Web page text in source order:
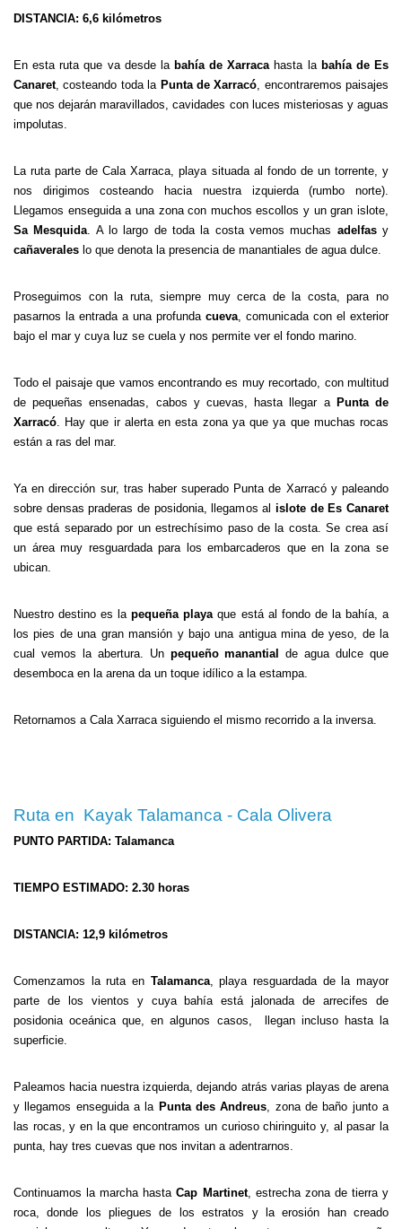
DISTANCIA: 6,6 kilómetros
En esta ruta que va desde la bahía de Xarracahasta la bahía de Es
Canaret, costeando toda la Punta de Xarracó, encontraremos paisajes
que nos dejarán maravillados, cavidades con luces misteriosas y aguas
impolutas.
La ruta parte de Cala Xarraca, playa situada al fondo de un torrente, y
nos dirigimos costeando hacia nuestra izquierda (rumbo norte).
Llegamos enseguida a una zona con muchos escollos y un gran islote,
Sa Mesquida. A lo largo de toda la costa vemos muchas adelfasy
cañaverales lo que denota la presencia de manantiales de agua dulce.
Proseguimos con la ruta, siempre muy cerca de la costa, para no
pasarnos la entrada a una profunda cueva, comunicada con el exterior
bajo el mar y cuya luz se cuela y nos permite ver el fondo marino.
Todo el paisaje que vamos encontrando es muy recortado, con multitud
de pequeñas ensenadas, cabos y cuevas, hasta llegar a Punta de
Xarracó. Hay que ir alerta en esta zona ya que ya que muchas rocas
están a ras del mar.
Ya en dirección sur, tras haber superado Punta de Xarracó y paleando
sobre densas praderas de posidonia, llegamos al islote de Es Canaret
que está separado por un estrechísimo paso de la costa. Se crea así
un área muy resguardada para los embarcaderos que en la zona se
ubican.
Nuestro destino es lapequeña playaque está al fondo de la bahía, a
los pies de una gran mansión y bajo una antigua mina de yeso, de la
cual vemos la abertura. Un pequeño manantial
de agua dulce que
desemboca en la arena da un toque idílico a la estampa.
Retornamos a Cala Xarraca siguiendo el mismo recorrido a la inversa.
Ruta en Kayak Talamanca - Cala Olivera
PUNTO PARTIDA: Talamanca
TIEMPO ESTIMADO: 2.30 horas
DISTANCIA: 12,9 kilómetros
Comenzamos la ruta en Talamanca, playa resguardada de la mayor
parte de los vientos y cuya bahía está jalonada de arrecifes de
posidonia oceánica que, en algunos casos, llegan incluso hasta la
superficie.
Paleamos hacia nuestra izquierda, dejando atrás varias playas de arena
y llegamos enseguida a la Punta des Andreus, zona de baño junto a
las rocas, y en la que encontramos un curioso chiringuito y, al pasar la
punta, hay tres cuevas que nos invitan a adentrarnos.
Continuamos la marcha hastaCap Martinet, estrecha zona de tierra y
roca, donde los pliegues de los estratos y la erosión han creado